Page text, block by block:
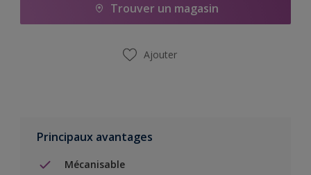
Trouver un magasin
Ajouter
Principaux avantages
Mécanisable